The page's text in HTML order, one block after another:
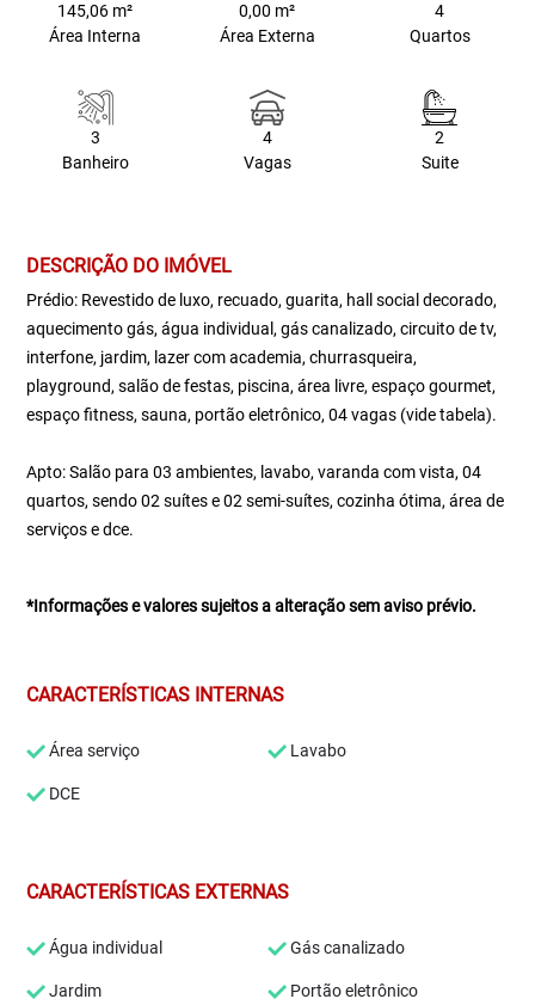
145,06 m²
Área Interna
0,00 m²
Área Externa
4
Quartos
3
Banheiro
4
Vagas
2
Suite
DESCRIÇÃO DO IMÓVEL
Prédio: Revestido de luxo, recuado, guarita, hall social decorado,
aquecimento gás, água individual, gás canalizado, circuito de tv,
interfone, jardim, lazer com academia, churrasqueira,
playground, salão de festas, piscina, área livre, espaço gourmet,
espaço fitness, sauna, portão eletrônico, 04 vagas (vide tabela).
Apto: Salão para 03 ambientes, lavabo, varanda com vista, 04
quartos, sendo 02 suítes e 02 semi-suítes, cozinha ótima, área de
serviços e dce.
*Informações e valores sujeitos a alteração sem aviso prévio.
CARACTERÍSTICAS INTERNAS
Área serviço Lavabo
DCE
CARACTERÍSTICAS EXTERNAS
Água individual Gás canalizado
Jardim Portão eletrônico